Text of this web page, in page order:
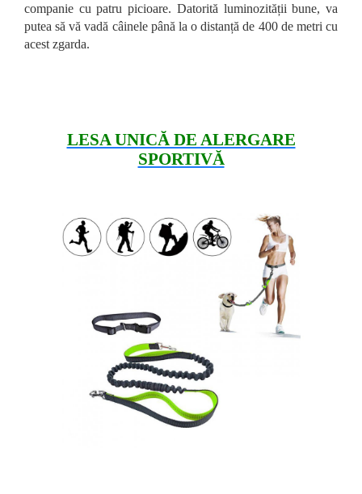
companie cu patru picioare. Datorită luminozității bune, va
putea să vă vadă câinele până la o distanță de 400 de metri cu
acest zgarda.
LESA UNICĂ DE ALERGARE
SPORTIVĂ